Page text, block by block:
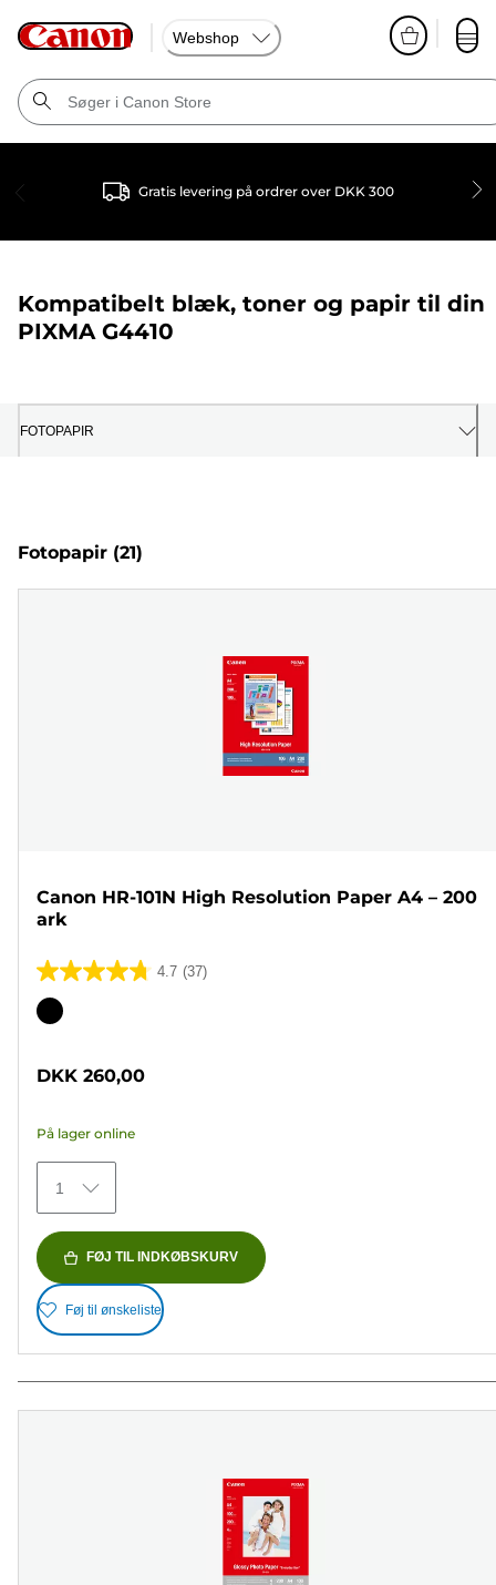
Webshop
Gratis levering på ordrer over DKK 300
Kompatibelt blæk, toner og papir til din
PIXMA G4410
FOTOPAPIR
Fotopapir (21)
Canon HR-101N High Resolution Paper A4 – 200
ark
4.7 (37)
4.7
ud
stjerner.
anmeldelser
Farvepatron
DKK 260,00
På lager online
1
FØJ TIL INDKØBSKURV
Føj til ønskeliste